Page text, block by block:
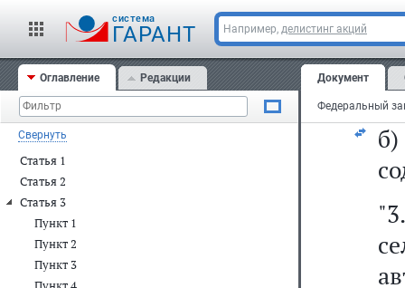
cистема
ГАРАНТ Например, делистинг акций
Оглавление Редакции
Свернуть
Статья 1
Статья 2
Статья 3
Пункт 1
Пункт 2
Пункт 3
Документ